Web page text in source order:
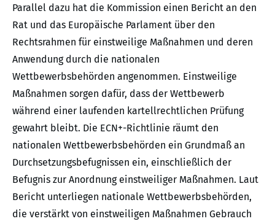
Parallel dazu hat die Kommission einen Bericht an den
Rat und das Europäische Parlament über den
Rechtsrahmen für einstweilige Maßnahmen und deren
Anwendung durch die nationalen
Wettbewerbsbehörden angenommen. Einstweilige
Maßnahmen sorgen dafür, dass der Wettbewerb
während einer laufenden kartellrechtlichen Prüfung
gewahrt bleibt. Die ECN+-Richtlinie räumt den
nationalen Wettbewerbsbehörden ein Grundmaß an
Durchsetzungsbefugnissen ein, einschließlich der
Befugnis zur Anordnung einstweiliger Maßnahmen. Laut
Bericht unterliegen nationale Wettbewerbsbehörden,
die verstärkt von einstweiligen Maßnahmen Gebrauch